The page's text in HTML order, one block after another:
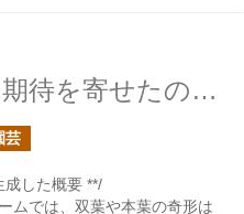
江戸の庶民は捻れに期待を寄せたのか？
芸
成した概要 **/
ムでは、双葉や本葉の奇形は